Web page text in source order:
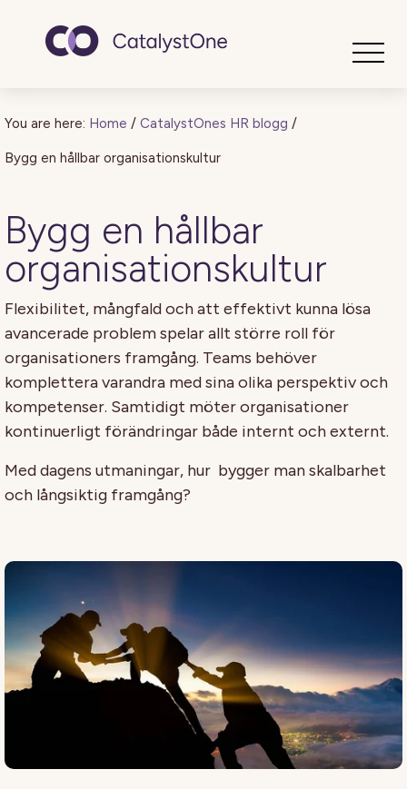
You are here: Home / CatalystOnes HR blogg /
Bygg en hållbar organisationskultur
Bygg en hållbar
organisationskultur
Flexibilitet, mångfald och att effektivt kunna lösa
avancerade problem spelar allt större roll för
organisationers framgång. Teams behöver
komplettera varandra med sina olika perspektiv och
kompetenser. Samtidigt möter organisationer
kontinuerligt förändringar både internt och externt.
Med dagens utmaningar, hur bygger man skalbarhet
och långsiktig framgång?